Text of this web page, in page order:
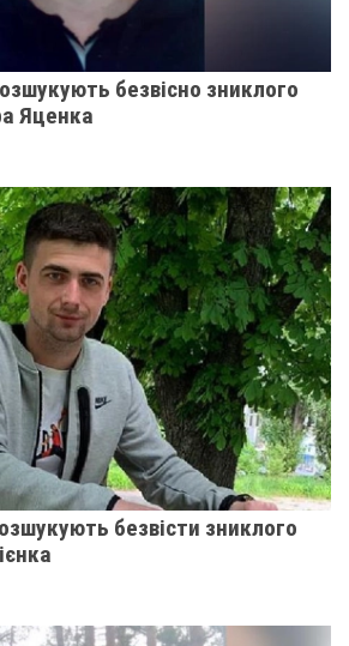
безвісно зниклого
Яценка
безвісти зниклого